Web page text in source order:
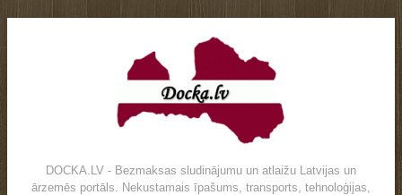
DOCKA.LV - Bezmaksas sludinājumu un atlaižu Latvijas un
ārzemēs portāls. Nekustamais īpašums, transports, tehnoloģijas,